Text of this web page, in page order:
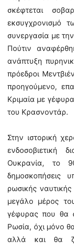
σκέφτεται
εκσυγχρονισμό
συνεργασία με
Πούτιν
ανάπτυξη
πρόεδροι
προηγούμενο,
Κριμαία με
του Κρασνοντάρ.
Στην ιστορική
ενδοσοβιετική
Ουκρανία, το
δημοσκοπήσεις
ρωσικής
μεγάλο μέρος
γέφυρας που θα
Ρωσία, όχι μόνο
αλλά και θα